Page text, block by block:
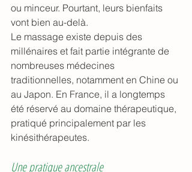
ou minceur. Pourtant, leurs bienfaits
vont bien au-delà.
Le massage existe depuis des
millénaires et fait partie intégrante de
nombreuses médecines
traditionnelles, notamment en Chine ou
au Japon. En France, il a longtemps
été réservé au domaine thérapeutique,
pratiqué principalement par les
kinésithérapeutes.
Une pratique ancestrale